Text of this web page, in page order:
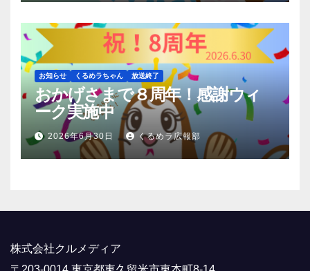
お知らせ くるめラちゃん 放送終了
おかげさまで８周年！感謝ウィ
ーク実施中
2026年6月30日 くるめラ広報部
株式会社クルメディア